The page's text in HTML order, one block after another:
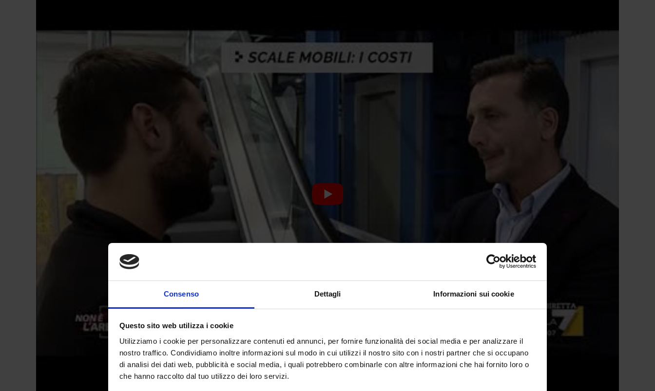
Consenso Dettagli Informazioni sui cookie
Questo sito web utilizza i cookie
Utilizziamo i cookie per personalizzare contenuti ed annunci, per fornire funzionalità dei social media e per analizzare il
nostro traffico. Condividiamo inoltre informazioni sul modo in cui utilizzi il nostro sito con i nostri partner che si occupano
di analisi dei dati web, pubblicità e social media, i quali potrebbero combinarle con altre informazioni che hai fornito loro o
che hanno raccolto dal tuo utilizzo dei loro servizi.